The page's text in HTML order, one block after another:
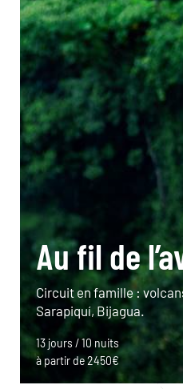
Au fil de
Circuit en famille :
Sarapiquí, Bijagua.
13 jours / 10 nuits
à partir de 2450€